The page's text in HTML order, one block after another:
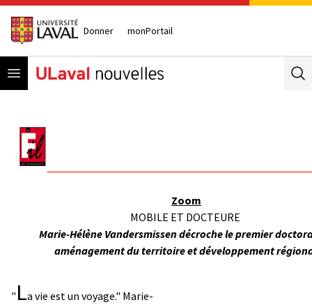
Donner monPortail
Open menu
Zoom
MOBILE ET DOCTEURE
Marie-Hélène Vandersmissen décroche le premier
aménagement du territoire et développement
" La vie est un voyage." Marie-